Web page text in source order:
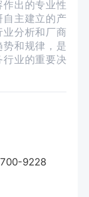
出的专业性
自主建立的产
分析和厂商
和规律，是
业的重要决
9228